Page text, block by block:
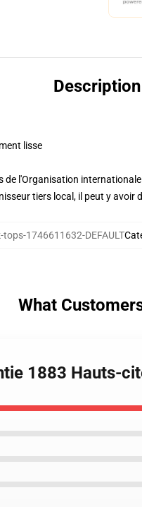
Description
lisse
de l'Organisation
tiers local, il peut y avoir
tops-1746611632-DEFAULT
What
1883 Hauts-